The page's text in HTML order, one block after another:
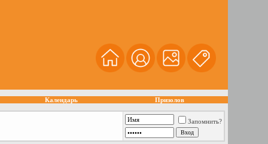
Календарь Призолов
Запомнить?